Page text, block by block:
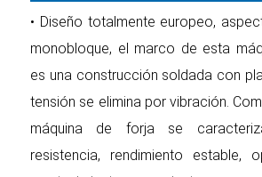
• Diseño totalmente europeo,
monobloque, el marco de esta
es una construcción soldada con
tensión se elimina por vibración.
máquina de forja se
resistencia, rendimiento estable,